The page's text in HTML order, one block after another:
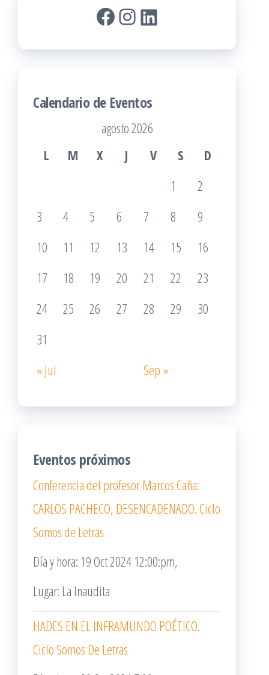
Facebook
Instagram
LinkedIn
Calendario de Eventos
agosto 2026
L
M X J V S
D
1
2
3
4 5 6 7 8
9
10
11 12 13 14 15
16
17
18 19 20 21 22
23
24
25 26 27 28 29
30
31
« Jul
Sep »
Eventos próximos
Conferencia del profesor Marcos Caña:
CARLOS PACHECO, DESENCADENADO. Ciclo
Somos de Letras
Día y hora: 19 Oct 2024 12:00:pm,
Lugar: La Inaudita
HADES EN EL INFRAMUNDO POÉTICO.
Ciclo Somos De Letras